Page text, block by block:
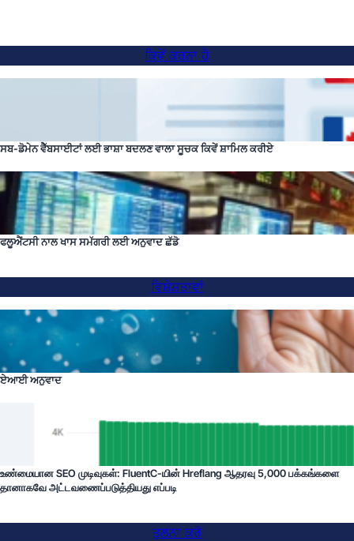
ਕਿਵੇਂ ਕਰਨਾ ਹੈ
ਸਬ-ਡੋਮੇਨ ਵੈੱਬਸਾਈਟਾਂ ਲਈ ਭਾਸ਼ਾ ਬਦਲਣ ਵਾਲਾ ਸੂਚਕ ਕਿਵੇਂ ਸ਼ਾਮਿਲ ਕਰੀਏ
ਫਲੂਐਂਟਸੀ ਨਾਲ ਖਾਸ ਸਮੱਗਰੀ ਲਈ ਅਨੁਵਾਦ ਛੱਡੋ
ਵਿਸ਼ੇਸ਼ਤਾਵਾਂ
ਏਆਈ ਅਨੁਵਾਦ
உண்மையான SEO முடிவுகள்: FluentC-யின் Hreflang ஆதரவு 5,000 பக்கங்களை
தானாகவே அட்டவணைப்படுத்தியது எப்படி
ਤੁਲਨਾ ਕਰੋ